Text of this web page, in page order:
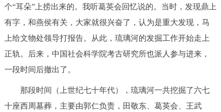
个“耳朵”上捞出来的。我听葛英会回忆说的。当时，发现鼎上
有字，和燕侯有关，大家就很兴奋了，认为是重大发现，马
上给文物处领导打报告。从此，琉璃河的发掘工作开始走上
正轨。后来，中国社会科学院考古研究所也派人参与进来，
一段时间后撤出了。
那段时间（上世纪七十年代），琉璃河一共挖掘了六七
十座西周墓葬，主要由郭仁负责，田敬东、葛英会、王武